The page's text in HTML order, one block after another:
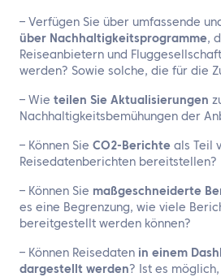
– Verfügen Sie über umfassende
über Nachhaltigkeitsprogramme,
Reiseanbietern und
werden? Sowie solche, die für die
– Wie teilen Sie Aktualisierungen
Nachhaltigkeitsbemühungen der
– Können Sie CO2-Berichte als Teil
Reisedatenberichten bereitstellen?
– Können Sie maßgeschneiderte
es eine Begrenzung, wie viele
bereitgestellt werden können?
– Können Reisedaten in einem
dargestellt werden ? Ist es